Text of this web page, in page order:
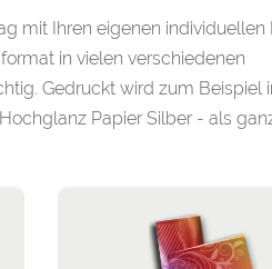
mit Ihren eigenen individuellen
in vielen verschiedenen
Gedruckt wird zum Beispiel
Papier Silber - als